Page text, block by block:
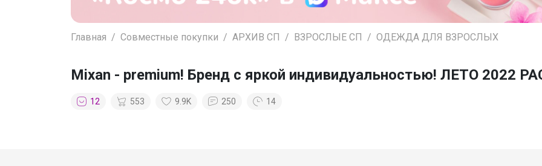
Главная Совместные покупки АРХИВ СП ВЗРОСЛЫЕ СП ОДЕЖДА ДЛЯ ВЗРОСЛЫХ
Mixan - premium! Бренд с яркой индивидуальностью! ЛЕТО 2022
12 553 9.9K 250 14